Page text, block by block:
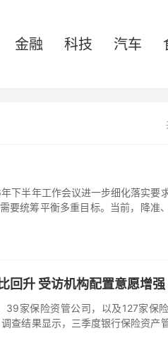
金融 科技 汽车
下半年工作会议进一步细化落实要
要统筹平衡多重目标。当前，降准
，为经济持续回升向好营造适宜货
回升 受访机构配置意愿增强
家保险资管公司，以及127家保
查结果显示，三季度银行保险资产